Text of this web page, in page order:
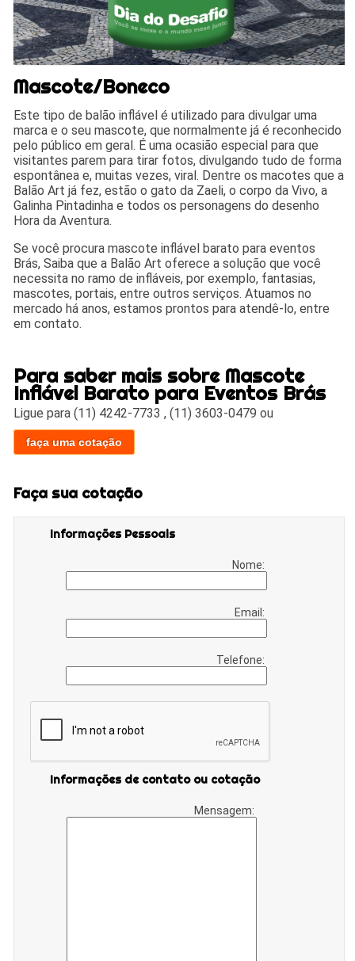
Mascote/Boneco
Este tipo de balão inflável é utilizado para divulgar uma
marca e o seu mascote, que normalmente já é reconhecido
pelo público em geral. É uma ocasião especial para que
visitantes parem para tirar fotos, divulgando tudo de forma
espontânea e, muitas vezes, viral. Dentre os macotes que a
Balão Art já fez, estão o gato da Zaeli, o corpo da Vivo, a
Galinha Pintadinha e todos os personagens do desenho
Hora da Aventura.
Se você procura mascote inflável barato para eventos
Brás, Saiba que a Balão Art oferece a solução que você
necessita no ramo de infláveis, por exemplo, fantasias,
mascotes, portais, entre outros serviços. Atuamos no
mercado há anos, estamos prontos para atendê-lo, entre
em contato.
Para saber mais sobre Mascote
Inflável Barato para Eventos Brás
Ligue para(11) 4242-7733 ,(11) 3603-0479 ou
faça uma cotação
Faça sua cotação
Informações Pessoais
Nome:
Email:
Telefone:
Informações de contato ou cotação
Mensagem: